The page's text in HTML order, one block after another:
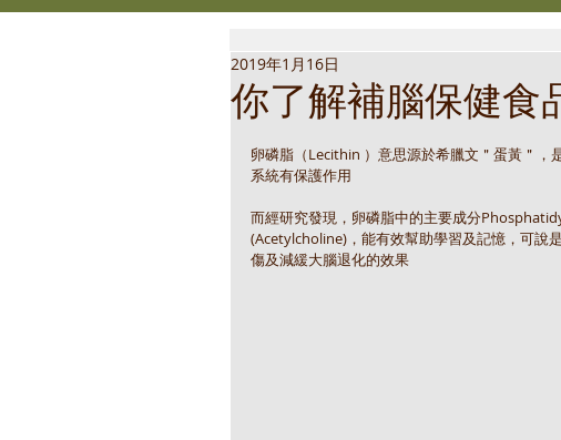
你了解補腦保健食
2019年1月16日
卵磷脂（Lecithin ）意思源於希臘文＂蛋黃＂
系統有保護作用
而經研究發現，卵磷脂中的主要成分
(Acetylcholine)，能有效幫助學習及記憶，可說
傷及減緩大腦退化的效果